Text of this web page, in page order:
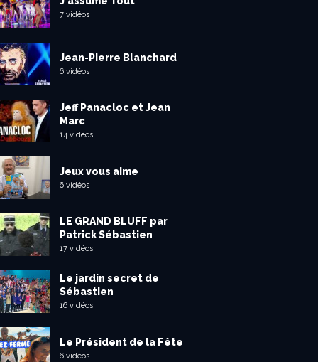
7 vidéos
Jean-Pierre Blanchard
6 vidéos
Jeff Panacloc et Jean
Marc
14 vidéos
Jeux vous aime
6 vidéos
LE GRAND BLUFF par
Patrick Sébastien
17 vidéos
Le jardin secret de
Sébastien
16 vidéos
Le Président de la Fête
6 vidéos